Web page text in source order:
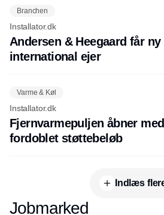
Branchen
Installator.dk
Andersen & Heegaard får ny
international ejer
Varme & Køl
Installator.dk
Fjernvarmepuljen åbner med
fordoblet støttebeløb
Indlæs
Jobmarked